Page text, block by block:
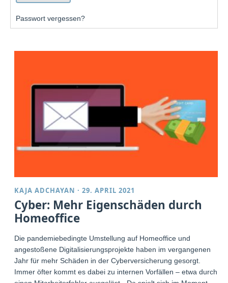
Passwort vergessen?
KAJA ADCHAYAN ·29. APRIL 2021
Cyber: Mehr Eigenschäden durch
Homeoffice
Die pandemiebedingte Umstellung auf Homeoffice und
angestoßene Digitalisierungsprojekte haben im vergangenen
Jahr für mehr Schäden in der Cyberversicherung gesorgt.
Immer öfter kommt es dabei zu internen Vorfällen – etwa durch